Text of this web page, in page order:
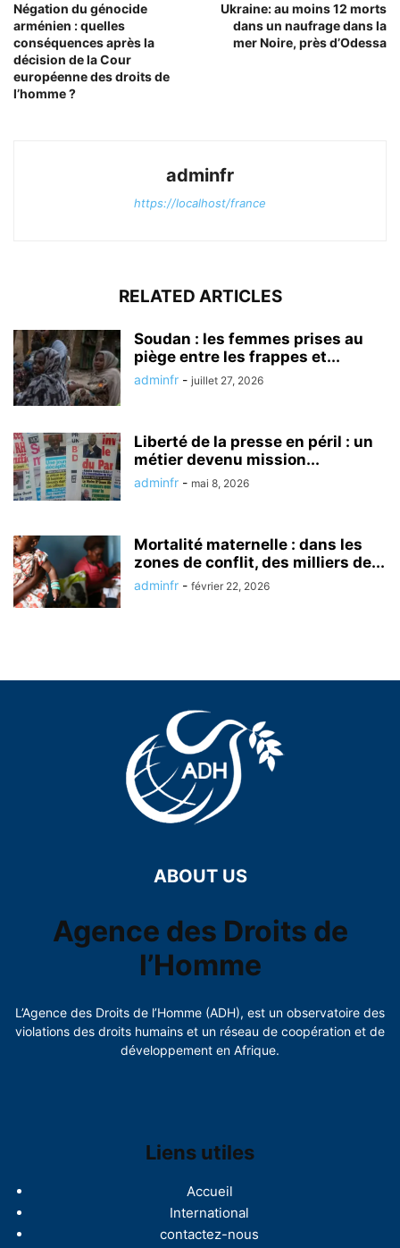
Négation du génocide
arménien : quelles
conséquences après la
décision de la Cour
européenne des droits de
l’homme ?
Ukraine: au moins 12 morts
dans un naufrage dans la
mer Noire, près d’Odessa
adminfr
https://localhost/france
RELATED ARTICLES
Soudan : les femmes prises au
piège entre les frappes et...
adminfr - juillet 27, 2026
Liberté de la presse en péril : un
métier devenu mission...
adminfr - mai 8, 2026
Mortalité maternelle : dans les
zones de conflit, des milliers de...
adminfr - février 22, 2026
ABOUT US
Agence des Droits de
l’Homme
L’Agence des Droits de l’Homme (ADH), est un observatoire des
violations des droits humains et un réseau de coopération et de
développement en Afrique.
Liens utiles
Accueil
International
contactez-nous